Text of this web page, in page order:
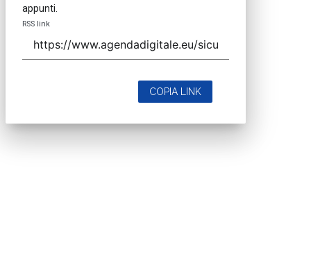
appunti.
RSS link
COPIA LINK